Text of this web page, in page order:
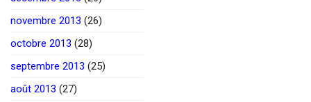
novembre 2013 (26)
octobre 2013 (28)
septembre 2013 (25)
août 2013 (27)